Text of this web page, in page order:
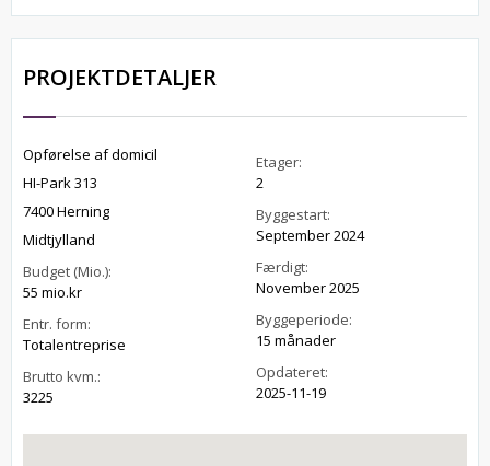
PROJEKTDETALJER
Opførelse af domicil
HI-Park 313
7400 Herning
Midtjylland
Budget (Mio.):
55 mio.kr
Entr. form:
Totalentreprise
Brutto kvm.:
3225
Etager:
2
Byggestart:
September 2024
Færdigt:
November 2025
Byggeperiode:
15 månader
Opdateret:
2025-11-19